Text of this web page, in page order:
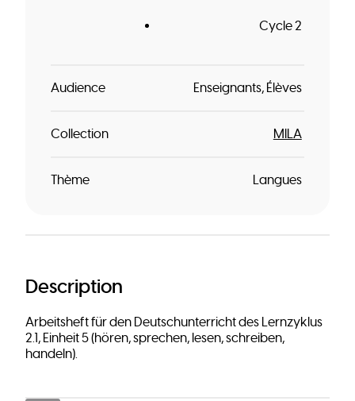
Cycle 2
Audience Enseignants Élèves
Collection MILA
Thème Langues
Description
Arbeitsheft für den Deutschunterricht des Lernzyklus
2.1, Einheit 5 (hören, sprechen, lesen, schreiben,
handeln).